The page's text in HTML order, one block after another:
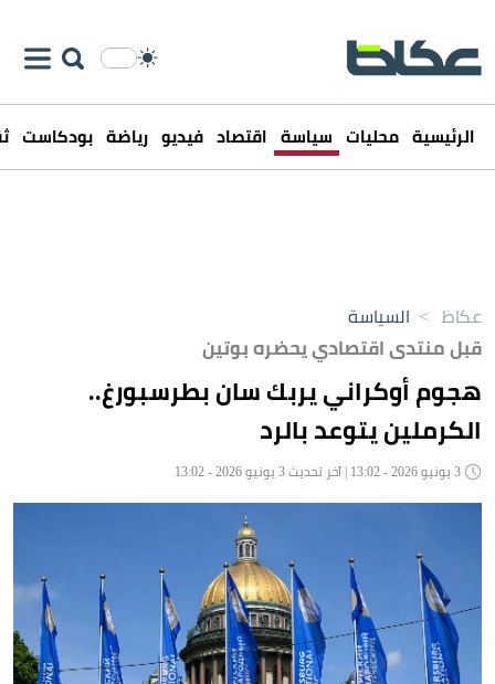
الرئيسية محليات سياسة اقتصاد فيديو رياضة بودكاست
عكاظ > السياسة
قبل منتدى اقتصادي يحضره بوتين
هجوم أوكراني يربك سان بطرسبورغ..
الكرملين يتوعد بالرد